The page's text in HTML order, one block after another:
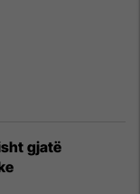
gjatë